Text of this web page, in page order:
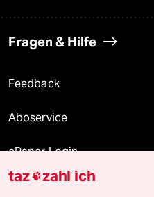
Fragen & Hilfe
Feedback
Aboservice
ePaper Login
Downloads für Abonnierende
taz zahl ich